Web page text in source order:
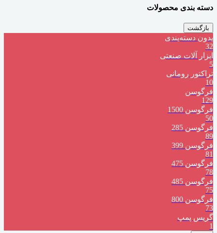
دسته بندی محصولات
بازگشت
بدون دسته‌بندی
32
ابزار آلات صنعتی
5
تراکتور رومانی
10
فرگوسن
129
فرگوسن 1500
50
فرگوسن 285
89
فرگوسن 399
81
فرگوسن 475
78
فرگوسن 485
75
فرگوسن 800
73
گریس پمپ
1